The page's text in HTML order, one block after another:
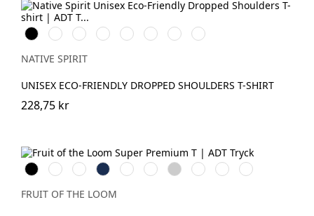
Svart Vit Ivory Organic
Khaki
Peacock
Green
Wet
Sand
Navy
Blue
Antique
Rose
NATIVE SPIRIT
UNISEX ECO-FRIENDLY DROPPED SHOULDERS T-SHIRT
228,75 kr
BlackWhiteRed Navy Royal
Blue
Bottle
Green
Heather
Grey
Deep
Navy
Classic
Olive
Light
Graphite
FRUIT OF THE LOOM